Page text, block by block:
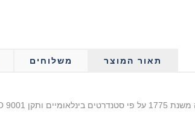
תאור המוצר משלוחים